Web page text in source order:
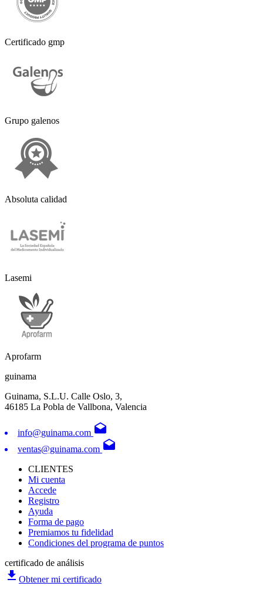
Certificado gmp
Grupo galenos
Absoluta calidad
Lasemi
Aprofarm
guinama
Guinama, S.L.U. Calle Oslo, 3,
46185 La Pobla de Vallbona, Valencia
info@guinama.com drafts
ventas@guinama.com drafts
CLIENTES
Mi cuenta
Accede
Registro
Ayuda
Forma de pago
Premiamos tu fidelidad
Condiciones del programa de puntos
certificado de análisis
file_download Obtener mi certificado